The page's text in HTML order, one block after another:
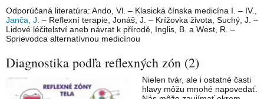
Odporúčaná literatúra: Ando, Vl. – Klasická čínska medicína I. – IV.,
Janča, J. – Reflexní terapie, Jonáš, J. – Krížovka života, Suchý, J. –
Lidové léčitelství aneb návrat k přírodě, Inglis, B. a West, R. –
Sprievodca alternatívnou medicínou
Diagnostika podľa reflexných zón (2)
Nielen tvár, ale i ostatné časti
hlavy môžu mnohé napovedať.